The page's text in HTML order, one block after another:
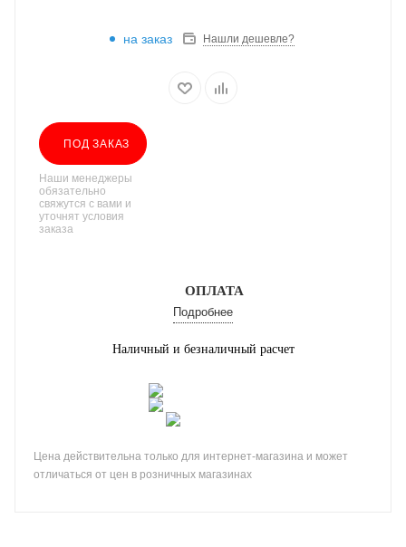
на заказ Нашли дешевле?
ПОД ЗАКАЗ
Наши менеджеры
обязательно
свяжутся с вами и
уточнят условия
заказа
ОПЛАТА
Подробнее
Наличный и безналичный расчет
Цена действительна только для интернет-магазина и может
отличаться от цен в розничных магазинах